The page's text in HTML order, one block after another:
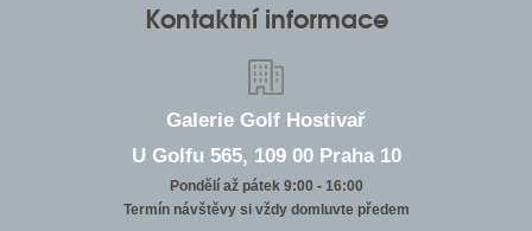
Kontaktní informace
Galerie Golf Hostivař
U Golfu 565, 109 00 Praha 10
Pondělí až pátek 9:00 - 16:00
Termín návštěvy si vždy domluvte předem